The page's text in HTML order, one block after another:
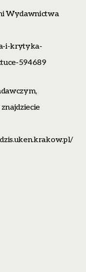
Wydawnictwa
i-krytyka-
594689